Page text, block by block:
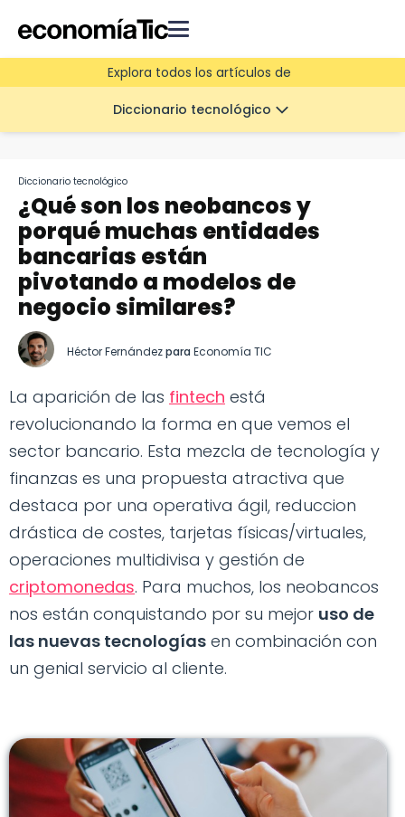
Explora todos los artículos de
Diccionario tecnológico
Diccionario tecnológico
¿Qué son los neobancos y
porqué muchas entidades
bancarias están
pivotando a modelos de
negocio similares?
Héctor Fernándezpara Economía TIC
La aparición de las fintech está
revolucionando la forma en que vemos el
sector bancario. Esta mezcla de tecnología y
finanzas es una propuesta atractiva que
destaca por una operativa ágil, reduccion
drástica de costes, tarjetas físicas/virtuales,
operaciones multidivisa y gestión de
criptomonedas. Para muchos, los neobancos
nos están conquistando por su mejor uso de
las nuevas tecnologías en combinación con
un genial servicio al cliente.